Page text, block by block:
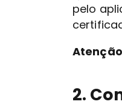
pelo
Atenção
2.